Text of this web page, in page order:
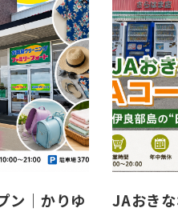
ン｜かりゆ
JAおき